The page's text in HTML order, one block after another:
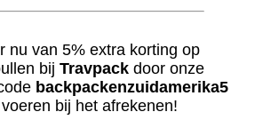
nu van 5% extra korting op
bij Travpackdoor onze
backpackenzuidamerika5
bij het afrekenen!